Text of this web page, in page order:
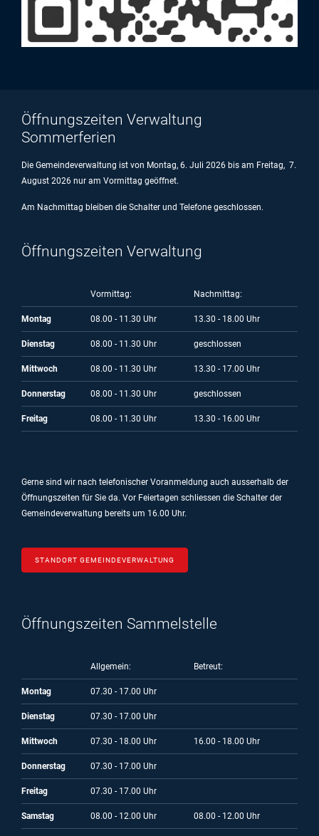
Öffnungszeiten Verwaltung
Sommerferien
Die Gemeindeverwaltung ist von Montag, 6. Juli 2026 bis am Freitag, 7.
August 2026 nur am Vormittag geöffnet.
Am Nachmittag bleiben die Schalter und Telefone geschlossen.
Öffnungszeiten Verwaltung
Vormittag: Nachmittag:
Montag 08.00 - 11.30 Uhr 13.30 - 18.00 Uhr
Dienstag 08.00 - 11.30 Uhr geschlossen
Mittwoch 08.00 - 11.30 Uhr 13.30 - 17.00 Uhr
Donnerstag 08.00 - 11.30 Uhr geschlossen
Freitag 08.00 - 11.30 Uhr 13.30 - 16.00 Uhr
Gerne sind wir nach telefonischer Voranmeldung auch ausserhalb der
Öffnungszeiten für Sie da. Vor Feiertagen schliessen die Schalter der
Gemeindeverwaltung bereits um 16.00 Uhr.
STANDORT GEMEINDEVERWALTUNG
Öffnungszeiten Sammelstelle
Allgemein: Betreut:
Montag 07.30 - 17.00 Uhr
Dienstag 07.30 - 17.00 Uhr
Mittwoch 07.30 - 18.00 Uhr 16.00 - 18.00 Uhr
Donnerstag 07.30 - 17.00 Uhr
Freitag 07.30 - 17.00 Uhr
Samstag 08.00 - 12.00 Uhr 08.00 - 12.00 Uhr